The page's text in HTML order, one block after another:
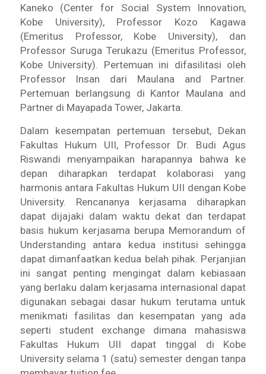
Kaneko (Center for Social System Innovation,
Kobe University), Professor Kozo Kagawa
(Emeritus Professor, Kobe University), dan
Professor Suruga Terukazu (Emeritus Professor,
Kobe University). Pertemuan ini difasilitasi oleh
Professor Insan dari Maulana and Partner.
Pertemuan berlangsung di Kantor Maulana and
Partner di Mayapada Tower, Jakarta.
Dalam kesempatan pertemuan tersebut, Dekan
Fakultas Hukum UII, Professor Dr. Budi Agus
Riswandi menyampaikan harapannya bahwa ke
depan diharapkan terdapat kolaborasi yang
harmonis antara Fakultas Hukum UII dengan Kobe
University. Rencananya kerjasama diharapkan
dapat dijajaki dalam waktu dekat dan terdapat
basis hukum kerjasama berupa Memorandum of
Understanding antara kedua institusi sehingga
dapat dimanfaatkan kedua belah pihak. Perjanjian
ini sangat penting mengingat dalam kebiasaan
yang berlaku dalam kerjasama internasional dapat
digunakan sebagai dasar hukum terutama untuk
menikmati fasilitas dan kesempatan yang ada
seperti student exchange dimana mahasiswa
Fakultas Hukum UII dapat tinggal di Kobe
University selama 1 (satu) semester dengan tanpa